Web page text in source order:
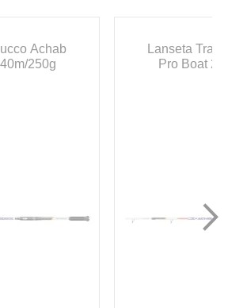
Achab
250g
Lanseta
Pro Boat